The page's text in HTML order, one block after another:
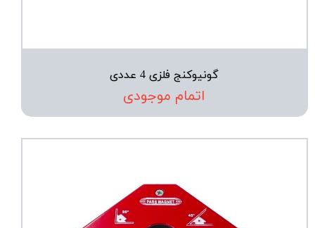
گونیوکنج فلزی 4 عددی
اتمام موجودی